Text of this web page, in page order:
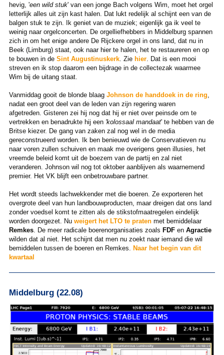
hevig, 'een wild stuk' van een jonge Bach volgens Wim, moet het orgel
letterlijk alles uit zijn kast halen. Dat lukt redelijk al schijnt een van de
balgen stuk te zijn. Ik geniet van de muziek; eigenlijk ga ik veel te
weinig naar orgelconcerten. De orgelliefhebbers in Middelburg spannen
zich in om het enige andere De Rijckere orgel in ons land, dat nu in
Beek (Limburg) staat, ook naar hier te halen, het te restaureren en op
te bouwen in de Sint Augustinuskerk. Zie hier. Dat is een mooi
streven en ik stop daarom een bijdrage in de collectezak waarmee
Wim bij de uitang staat.
Vanmiddag gooit de blonde blaag Johnson de handdoek in de ring
nadat een groot deel van de leden van zijn regering waren
afgetreden. Gisteren zei hij nog dat hij er niet over peinsde om te
vertrekken en benadrukte hij een 'kolossaal mandaat' te hebben van de
Britse kiezer. De gang van zaken zal nog wel in de media
gereconstrueerd worden. Ik ben benieuwd wie de Conservatieven nu
naar voren zullen schuiven en maak me overigens geen illusies, het
vreemde beleid komt uit de boezem van de partij en zal niet
veranderen. Johnson wil nog tot oktober aanblijven als waarnemend
premier. Het VK blijft een onbetrouwbare partner.
Het wordt steeds lachwekkender met die boeren. Ze exporteren het
overgrote deel van hun landbouwproducten, maar dreigen dat ons land
zonder voedsel komt te zitten als de stikstofmaatregelen eindelijk
worden doorgezet. Nu weigert het LTO te pratenmet bemiddelaar
Remkes. De meer radicale boerenorganisaties zoals FDFen Agractie
wilden dat al niet. Het schijnt dat men nu zoekt naar iemand die wil
bemiddelen tussen de boeren en Remkes. Naar het begin van dit
kwartaal
Middelburg (22.08)